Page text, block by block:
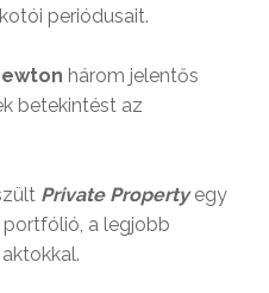
periódusait.
három jelentős
betekintést az
Private Propertyegy
a legjobb